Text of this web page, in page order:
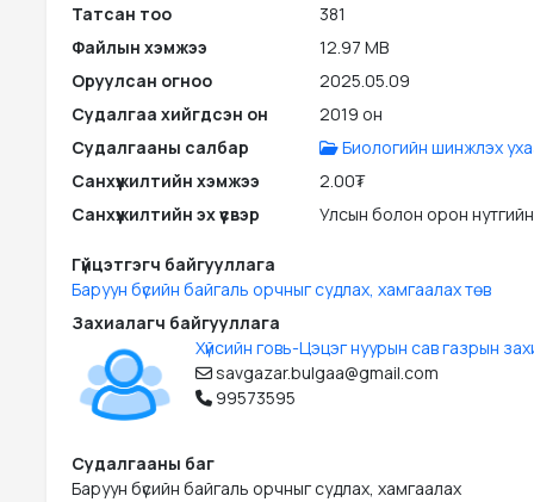
Татсан тоо
381
Файлын хэмжээ
12.97 MB
Оруулсан огноо
2025.05.09
Судалгаа хийгдсэн он
2019 он
Судалгааны салбар
Биологийн шинжлэх
Санхүүжилтийн хэмжээ
2.00₮
Санхүүжилтийн эх үүсвэр
Улсын болон орон
Гүйцэтгэгч байгууллага
Баруун бүсийн байгаль орчныг судлах, хамгаалах төв
Захиалагч байгууллага
Хүйсийн говь-Цэцэг нуурын сав газрын
savgazar.bulgaa@gmail.com
99573595
Судалгааны баг
Баруун бүсийн байгаль орчныг судлах, хамгаалах